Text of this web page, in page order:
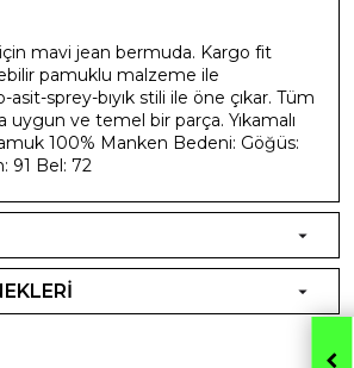
mavi jean bermuda. Kargo fit
pamuklu malzeme ile
sprey-bıyık stili ile öne çıkar. Tüm
uygun ve temel bir parça. Yıkamalı
100% Manken Bedeni: Göğüs:
91 Bel: 72